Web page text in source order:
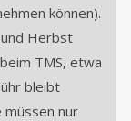
können).
Herbst
TMS, etwa
bleibt
nur